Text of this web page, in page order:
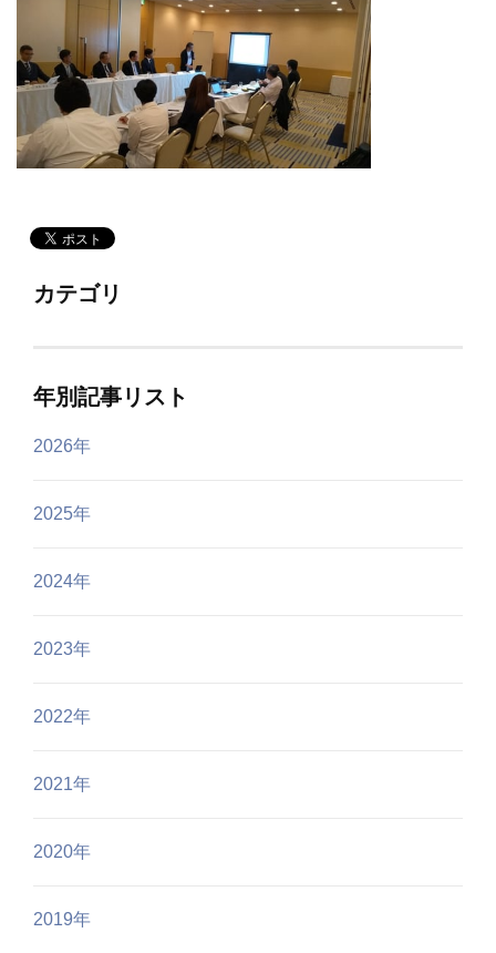
カテゴリ
年別記事リスト
2026年
2025年
2024年
2023年
2022年
2021年
2020年
2019年